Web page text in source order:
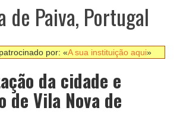
de Paiva, Portugal
por: «A sua instituição aqui»
da cidade e
de Vila Nova de